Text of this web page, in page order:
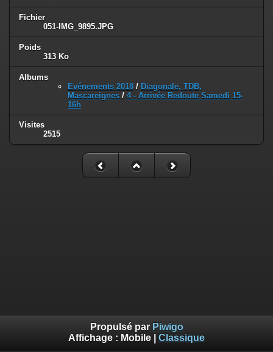
Fichier
051-IMG_9895.JPG
Poids
313 Ko
Albums
Evénements 2018 / Diagonale, TDB,
Mascareignes / 4 - Arrivée Redoute Samedi 15-
16h
Visites
2515
Propulsé par Piwigo
Affichage : Mobile Classique